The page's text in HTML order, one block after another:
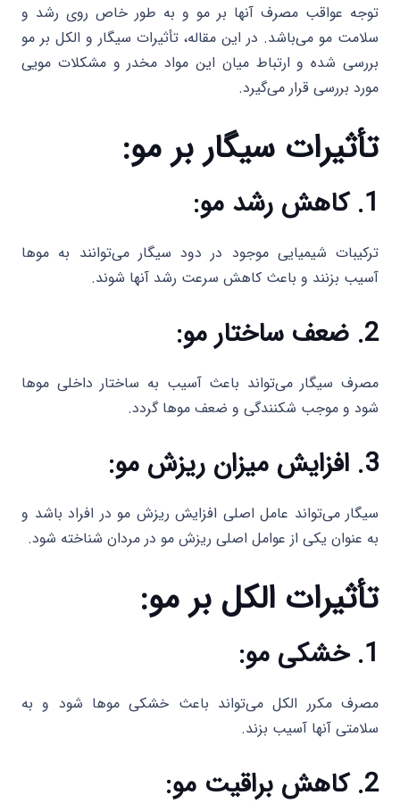
توجه عواقب مصرف آنها بر مو و به طور خاص روی رشد و
سلامت مو می‌باشد. در این مقاله، تأثیرات سیگار و الکل بر مو
بررسی شده و ارتباط میان این مواد مخدر و مشکلات مویی
مورد بررسی قرار می‌گیرد.
تأثیرات سیگار بر مو:
1. کاهش رشد مو:
ترکیبات شیمیایی موجود در دود سیگار می‌توانند به موها
آسیب بزنند و باعث کاهش سرعت رشد آنها شوند.
2. ضعف ساختار مو:
مصرف سیگار می‌تواند باعث آسیب به ساختار داخلی موها
شود و موجب شکنندگی و ضعف موها گردد.
3. افزایش میزان ریزش مو:
سیگار می‌تواند عامل اصلی افزایش ریزش مو در افراد باشد و
به عنوان یکی از عوامل اصلی ریزش مو در مردان شناخته شود.
تأثیرات الکل بر مو:
1. خشکی مو:
مصرف مکرر الکل می‌تواند باعث خشکی موها شود و به
سلامتی آنها آسیب بزند.
2. کاهش براقیت مو: